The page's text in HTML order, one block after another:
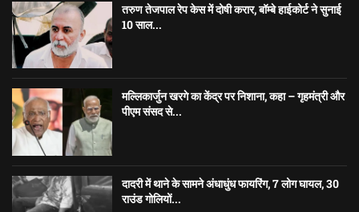
तरुण तेजपाल रेप केस में दोषी करार, बॉम्बे हाईकोर्ट ने सुनाई
10 साल...
मल्लिकार्जुन खरगे का केंद्र पर निशाना, कहा – गृहमंत्री और
पीएम संसद से...
दादरी में थाने के सामने अंधाधुंध फायरिंग, 7 लोग घायल, 30
राउंड गोलियों...